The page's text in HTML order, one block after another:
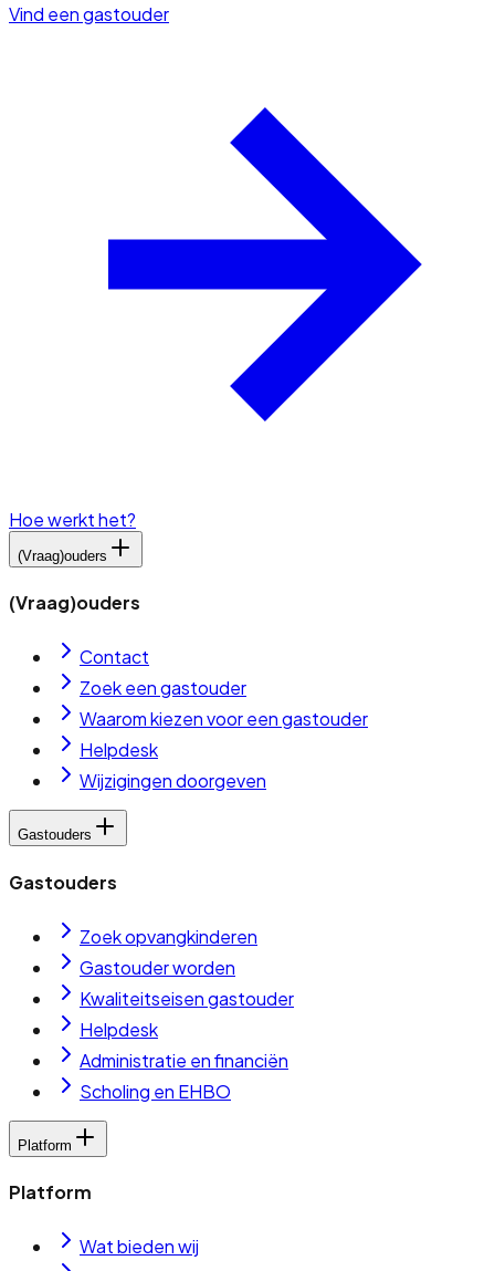
Vind een gastouder
Hoe werkt het?
(Vraag)ouders
(Vraag)ouders
Contact
Zoek een gastouder
Waarom kiezen voor een gastouder
Helpdesk
Wijzigingen doorgeven
Gastouders
Gastouders
Zoek opvangkinderen
Gastouder worden
Kwaliteitseisen gastouder
Helpdesk
Administratie en financiën
Scholing en EHBO
Platform
Platform
Wat bieden wij